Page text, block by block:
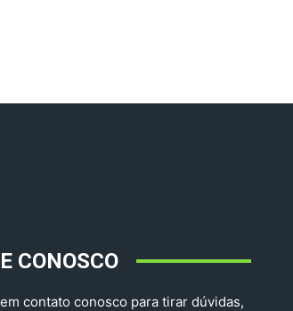
CONOSCO
contato conosco para tirar dúvidas,